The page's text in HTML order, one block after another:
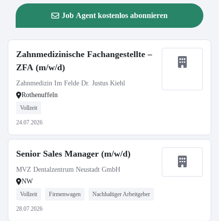
Job Agent kostenlos abonnieren
Zahnmedizinische Fachangestellte –
ZFA (m/w/d)
Zahnmedizin Im Felde Dr. Justus Kiehl
Rothenuffeln
Vollzeit
24.07.2026
Senior Sales Manager (m/w/d)
MVZ Dentalzentrum Neustadt GmbH
NW
Vollzeit Firmenwagen Nachhaltiger Arbeitgeber
28.07.2026